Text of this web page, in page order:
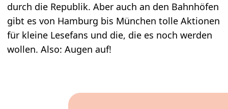
durch die Republik. Aber auch an den Bahnhöfen
gibt es von Hamburg bis München tolle Aktionen
für kleine Lesefans und die, die es noch werden
wollen. Also: Augen auf!